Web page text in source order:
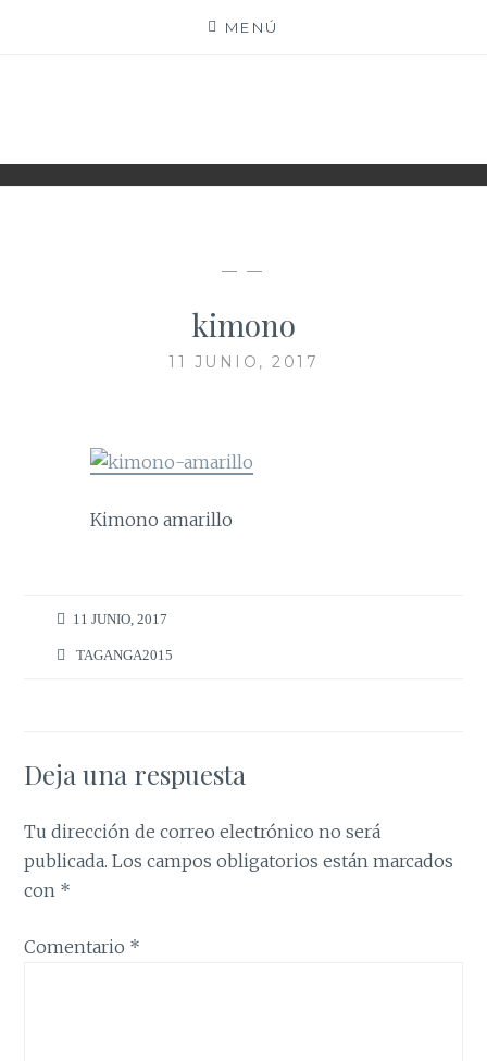
MENÚ
— —
kimono
11 JUNIO, 2017
Kimono amarillo
11 JUNIO, 2017
TAGANGA2015
Deja una respuesta
Tu dirección de correo electrónico no será
publicada. Los campos obligatorios están marcados
con *
Comentario *